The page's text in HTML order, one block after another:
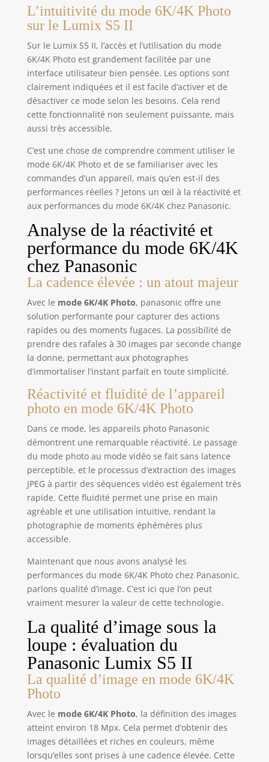
L’intuitivité du mode 6K/4K Photo
sur le Lumix S5 II
Sur le Lumix S5 II, l’accès et l’utilisation du mode
6K/4K Photo est grandement facilitée par une
interface utilisateur bien pensée. Les options sont
clairement indiquées et il est facile d’activer et de
désactiver ce mode selon les besoins. Cela rend
cette fonctionnalité non seulement puissante, mais
aussi très accessible.
C’est une chose de comprendre comment utiliser le
mode 6K/4K Photo et de se familiariser avec les
commandes d’un appareil, mais qu’en est-il des
performances réelles ? Jetons un œil à la réactivité et
aux performances du mode 6K/4K chez Panasonic.
Analyse de la réactivité et
performance du mode 6K/4K
chez Panasonic
La cadence élevée : un atout majeur
Avec le mode 6K/4K Photo, panasonic offre une
solution performante pour capturer des actions
rapides ou des moments fugaces. La possibilité de
prendre des rafales à 30 images par seconde change
la donne, permettant aux photographes
d’immortaliser l’instant parfait en toute simplicité.
Réactivité et fluidité de l’appareil
photo en mode 6K/4K Photo
Dans ce mode, les appareils photo Panasonic
démontrent une remarquable réactivité. Le passage
du mode photo au mode vidéo se fait sans latence
perceptible, et le processus d’extraction des images
JPEG à partir des séquences vidéo est également très
rapide. Cette fluidité permet une prise en main
agréable et une utilisation intuitive, rendant la
photographie de moments éphémères plus
accessible.
Maintenant que nous avons analysé les
performances du mode 6K/4K Photo chez Panasonic,
parlons qualité d’image. C’est ici que l’on peut
vraiment mesurer la valeur de cette technologie.
La qualité d’image sous la
loupe : évaluation du
Panasonic Lumix S5 II
La qualité d’image en mode 6K/4K
Photo
Avec le mode 6K/4K Photo, la définition des images
atteint environ 18 Mpx. Cela permet d’obtenir des
images détaillées et riches en couleurs, même
lorsqu’elles sont prises à une cadence élevée. Cette